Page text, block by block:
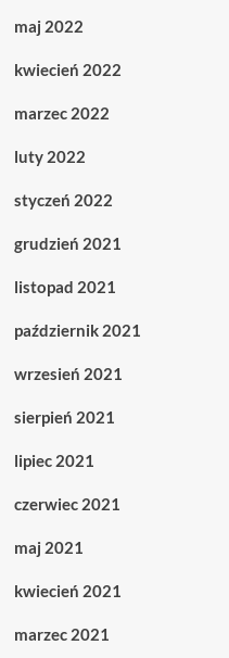
maj 2022
kwiecień 2022
marzec 2022
luty 2022
styczeń 2022
grudzień 2021
listopad 2021
październik 2021
wrzesień 2021
sierpień 2021
lipiec 2021
czerwiec 2021
maj 2021
kwiecień 2021
marzec 2021